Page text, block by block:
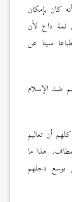
كان بإمكان
ثمة داع لأن
سيئا عن
ضد الإسلام
أن تعاليم
هذا ما
بوسع دجلهم